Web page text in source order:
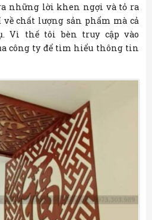
những lời khen ngợi và tỏ ra
chất lượng sản phẩm mà cả
Vì thế tôi bèn truy cập vào
công ty để tìm hiểu thông tin